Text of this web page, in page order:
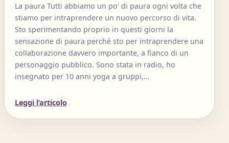
La paura Tutti abbiamo un po’ di paura ogni volta che
stiamo per intraprendere un nuovo percorso di vita.
Sto sperimentando proprio in questi giorni la
sensazione di paura perché sto per intraprendere una
collaborazione davvero importante, a fianco di un
personaggio pubblico. Sono stata in radio, ho
insegnato per 10 anni yoga a gruppi,…
Leggi l’articolo